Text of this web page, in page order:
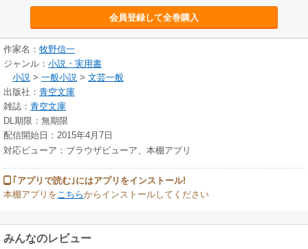
会員登録して全巻購入
作家名： 牧野信一
ジャンル： 小説・実用書
小説 > 一般小説 > 文芸一般
出版社： 青空文庫
雑誌： 青空文庫
DL期限：無期限
配信開始日：2015年4月7日
対応ビューア：ブラウザビューア、本棚アプリ
｢アプリで読む｣にはアプリをインストール!
本棚アプリをこちらからインストールしてください
みんなのレビュー